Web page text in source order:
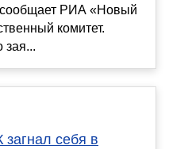
сообщает РИА «Новый
комитет.
зая...
себя в